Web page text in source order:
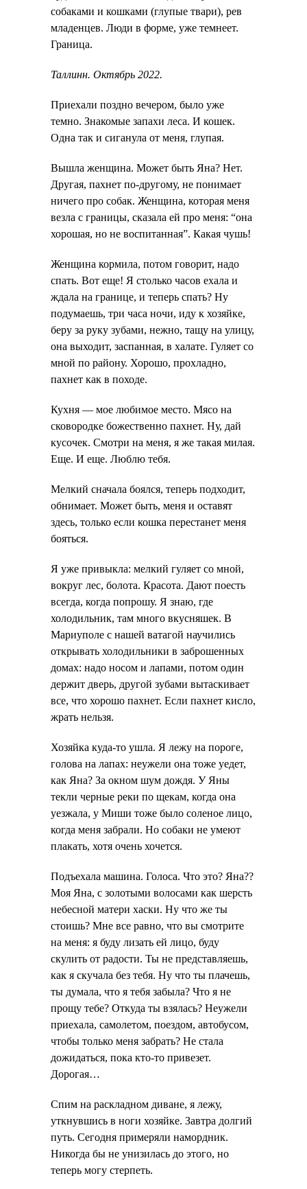
собаками и кошками (глупые твари), рев
младенцев. Люди в форме, уже темнеет.
Граница.
Таллинн. Октябрь 2022.
Приехали поздно вечером, было уже
темно. Знакомые запахи леса. И кошек.
Одна так и сиганула от меня, глупая.
Вышла женщина. Может быть Яна? Нет.
Другая, пахнет по-другому, не понимает
ничего про собак. Женщина, которая меня
везла с границы, сказала ей про меня: “она
хорошая, но не воспитанная”. Какая чушь!
Женщина кормила, потом говорит, надо
спать. Вот еще! Я столько часов ехала и
ждала на границе, и теперь спать? Ну
подумаешь, три часа ночи, иду к хозяйке,
беру за руку зубами, нежно, тащу на улицу,
она выходит, заспанная, в халате. Гуляет со
мной по району. Хорошо, прохладно,
пахнет как в походе.
Кухня — мое любимое место. Мясо на
сковородке божественно пахнет. Ну, дай
кусочек. Смотри на меня, я же такая милая.
Еще. И еще. Люблю тебя.
Мелкий сначала боялся, теперь подходит,
обнимает. Может быть, меня и оставят
здесь, только если кошка перестанет меня
бояться.
Я уже привыкла: мелкий гуляет со мной,
вокруг лес, болота. Красота. Дают поесть
всегда, когда попрошу. Я знаю, где
холодильник, там много вкусняшек. В
Мариуполе с нашей ватагой научились
открывать холодильники в заброшенных
домах: надо носом и лапами, потом один
держит дверь, другой зубами вытаскивает
все, что хорошо пахнет. Если пахнет кисло,
жрать нельзя.
Хозяйка куда-то ушла. Я лежу на пороге,
голова на лапах: неужели она тоже уедет,
как Яна? За окном шум дождя. У Яны
текли черные реки по щекам, когда она
уезжала, у Миши тоже было соленое лицо,
когда меня забрали. Но собаки не умеют
плакать, хотя очень хочется.
Подъехала машина. Голоса. Что это? Яна??
Моя Яна, с золотыми волосами как шерсть
небесной матери хаски. Ну что же ты
стоишь? Мне все равно, что вы смотрите
на меня: я буду лизать ей лицо, буду
скулить от радости. Ты не представляешь,
как я скучала без тебя. Ну что ты плачешь,
ты думала, что я тебя забыла? Что я не
прощу тебе? Откуда ты взялась? Неужели
приехала, самолетом, поездом, автобусом,
чтобы только меня забрать? Не стала
дожидаться, пока кто-то привезет.
Дорогая…
Спим на раскладном диване, я лежу,
уткнувшись в ноги хозяйке. Завтра долгий
путь. Сегодня примеряли намордник.
Никогда бы не унизилась до этого, но
теперь могу стерпеть.